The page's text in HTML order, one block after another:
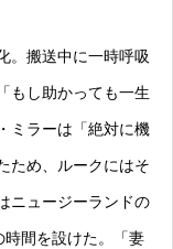
。搬送中に一時呼吸
もし助かっても一生
ミラーは「絶対に機
ため、ルークにはそ
ニュージーランドの
間を設けた。「妻